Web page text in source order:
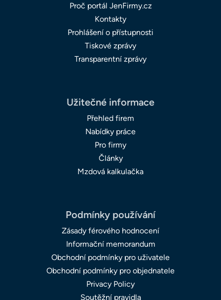
Proč portál JenFirmy.cz
Kontakty
Prohlášení o přístupnosti
Tiskové zprávy
Transparentní zprávy
Užitečné informace
Přehled firem
Nabídky práce
Pro firmy
Články
Mzdová kalkulačka
Podmínky používání
Zásady férového hodnocení
Informační memorandum
Obchodní podmínky pro uživatele
Obchodní podmínky pro objednatele
Privacy Policy
Soutěžní pravidla